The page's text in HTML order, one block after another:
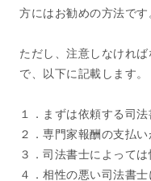
方にはお勧めの方法です
ただし、注意しなけれ
で、以下に記載します。
１．まずは依頼する司
２．専門家報酬の支払
３．司法書士によって
４．相性の悪い司法書